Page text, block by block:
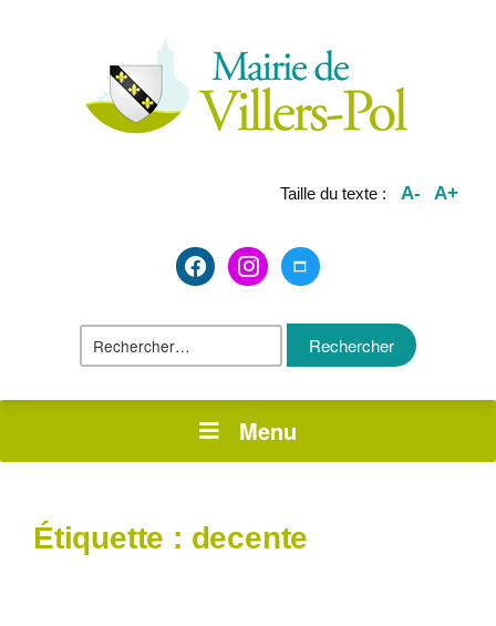
Taille du texte : A- A+
facebook2instagrammaximize
Rechercher :
Menu
Étiquette : decente